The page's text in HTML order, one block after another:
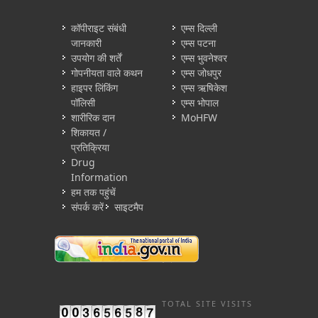
कॉपीराइट संबंधी
जानकारी
उपयोग की शर्तें
गोपनीयता वाले कथन
हाइपर लिंकिंग
पॉलिसी
शारीरिक दान
शिकायत /
प्रतिक्रिया
Drug
Information
हम तक पहुंचें
संपर्क करें
साइटमैप
एम्स दिल्ली
एम्स पटना
एम्स भुवनेश्वर
एम्स जोधपुर
एम्स ऋषिकेश
एम्स भोपाल
MoHFW
TOTAL SITE VISITS